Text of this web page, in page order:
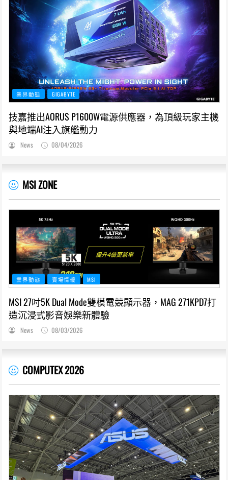
業界動態 GIGABYTE
技嘉推出AORUS P1600W電源供應器，為頂級玩家主機
與地端AI注入旗艦動力
News 08/04/2026
MSI ZONE
業界動態 賣場情報 MSI
MSI 27吋5K Dual Mode雙模電競顯示器，MAG 271KPD7打
造沉浸式影音娛樂新體驗
News 08/03/2026
COMPUTEX 2026